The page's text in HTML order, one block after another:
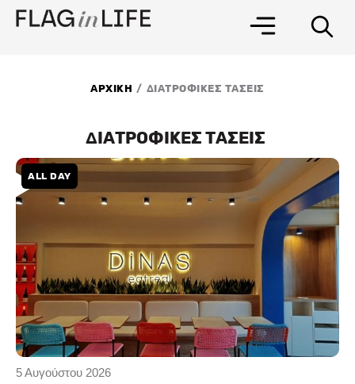
Μετάβαση
στο
ΑΡΧΙΚΗ / ΔΙΑΤΡΟΦΙΚΕΣ ΤΑΣΕΙΣ
ΔΙΑΤΡΟΦΙΚΕΣ ΤΑΣΕΙΣ
5 Αυγούστου 2026
ALL DAY